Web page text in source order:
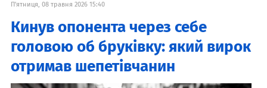
П'ятниця, 08 травня 2026 15:40
Кинув опонента через себе
головою об бруківку: який вирок
отримав шепетівчанин